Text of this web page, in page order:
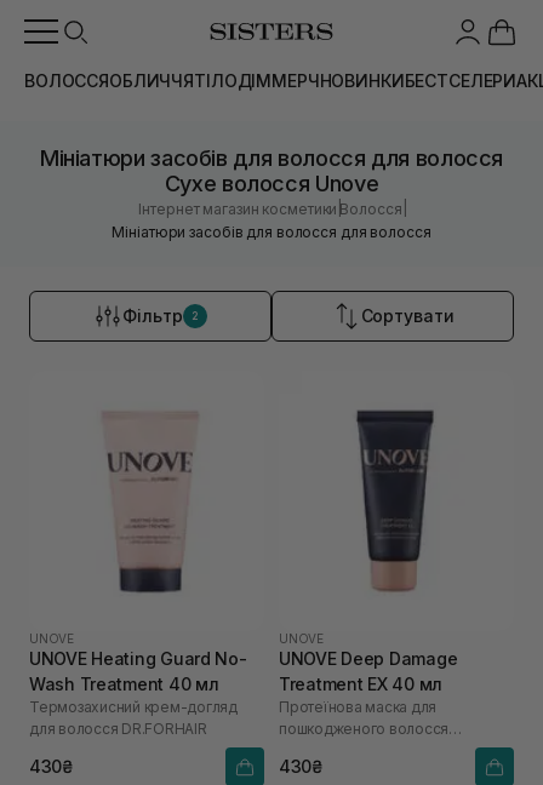
ВОЛОССЯОБЛИЧЧЯТІЛОДІММЕРЧНОВИНКИБЕСТСЕЛЕРИ
Мініатюри засобів для волосся для волосся
Сухе волосся Unove
Інтернет магазин косметики |Волосся
Мініатюри засобів для волосся для волосся
Фільтр 2 Сортувати
UNOVE
UNOVE Heating Guard No-
Wash Treatment 40 мл
Термозахисний крем-догляд
для волосся DR.FORHAIR
430₴
UNOVE
UNOVE Deep Damage
Treatment EX 40 мл
Протеїнова маска для
пошкодженого волосся
430₴